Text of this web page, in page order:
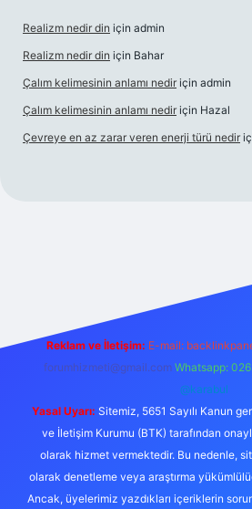
Realizm nedir din için admin
Realizm nedir din için Bahar
Çalım kelimesinin anlamı nedir için admin
Çalım kelimesinin anlamı nedir için Hazal
Çevreye en az zarar veren enerji türü nedir
Reklam ve İletişim: E-mail:
forumhizmeti@gmail.com Whatsapp:
@karabul
Yasal Uyarı: Sitemiz, 5651 Sayılı Kanun
ve İletişim Kurumu (BTK) tarafından
olarak hizmet vermektedir. Bu nedenle,
olarak denetleme veya araştırma
Ancak, üyelerimiz yazdıkları içeriklerin